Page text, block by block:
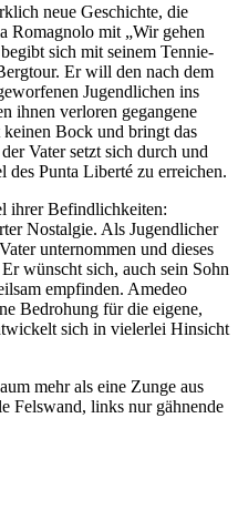
neue Geschichte, die
Romagnolo mit „Wir gehen
sich mit seinem Tennie-
Er will den nach dem
Jugendlichen ins
ihnen verloren gegangene
Bock und bringt das
Vater setzt sich durch und
des Punta Liberté zu erreichen.
ihrer Befindlichkeiten:
Nostalgie. Als Jugendlicher
unternommen und dieses
wünscht sich, auch sein Sohn
empfinden. Amedeo
Bedrohung für die eigene,
sich in vielerlei Hinsicht
mehr als eine Zunge aus
Felswand, links nur gähnende